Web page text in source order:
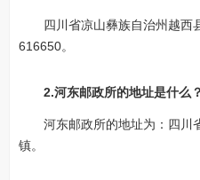
四川省凉山彝族自治州越西
616650。
2.河东邮政所的地址是什么？
河东邮政所的地址为：四川
镇。